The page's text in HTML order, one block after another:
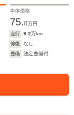
本体価格
75.0万円
走行 9.2万km
修復
なし
整備
法定整備付